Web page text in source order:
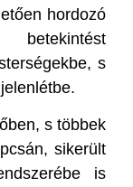
hordozó
s
s többek
sikerült
is